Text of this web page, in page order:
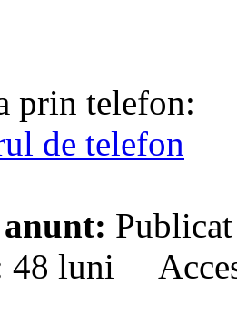
prin telefon:
de telefon
48 luni